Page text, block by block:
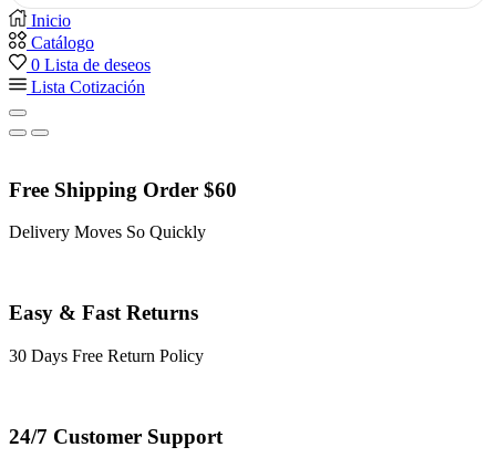
Inicio
Catálogo
0 Lista de deseos
Lista Cotización
Free Shipping Order $60
Delivery Moves So Quickly
Easy & Fast Returns
30 Days Free Return Policy
24/7 Customer Support